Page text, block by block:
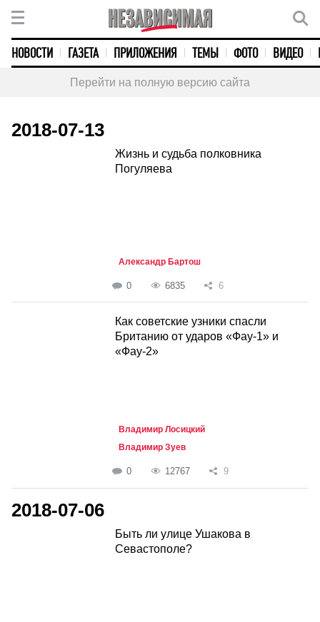
НОВОСТИ ГАЗЕТА ПРИЛОЖЕНИЯ ТЕМЫ ФОТО ВИДЕО
Перейти на полную версию сайта
2018-07-13
Жизнь и судьба полковника
Погуляева
Александр Бартош
0 6835 6
Как советские узники спасли
Британию от ударов «Фау-1» и
«Фау-2»
Владимир Лосицкий
Владимир Зуев
0 12767 9
2018-07-06
Быть ли улице Ушакова в
Севастополе?